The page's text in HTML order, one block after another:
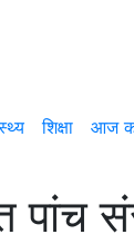
शिक्षा आज
पांच